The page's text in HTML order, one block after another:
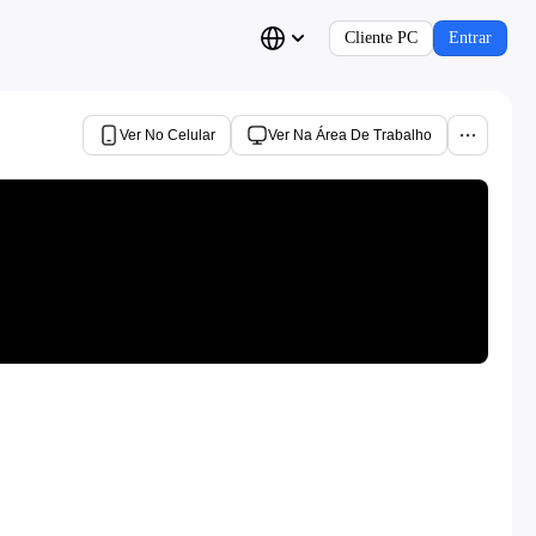
Cliente PC Entrar
Ver No Celular Ver Na Área De Trabalho